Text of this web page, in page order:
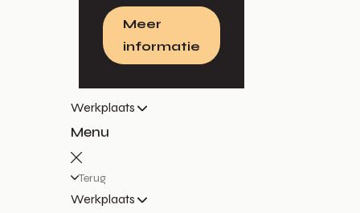
Meer
informatie
Werkplaats
Menu
Terug
Werkplaats